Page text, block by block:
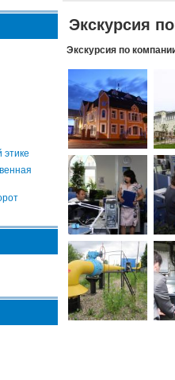
этике
Экскурсия
Экскурсия по